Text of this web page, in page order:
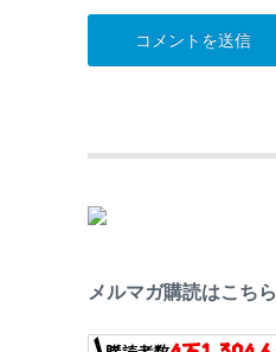
メルマガ購読はこちら